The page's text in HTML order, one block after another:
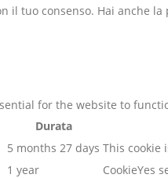
il tuo consenso. Hai anche
for the website to
Durata
5 months 27 days This cookie
1 year
CookieYes